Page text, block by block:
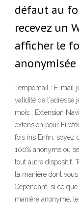
défaut au
recevez un
afficher le
Tempomail : E-mail
validité de l'adresse
mois ; Extension
extension pour
fois ins Enfin, soyez
100% anonyme ou
tout autre dispositif.
la manière dont
Cependant, si ce
manière anonyme,